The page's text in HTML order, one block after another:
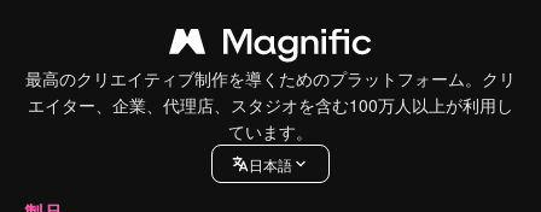
最高のクリエイティブ制作を導くためのプラットフォーム。クリ
エイター、企業、代理店、スタジオを含む100万人以上が利用し
ています。
日本語